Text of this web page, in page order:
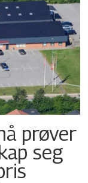
prøver
seg